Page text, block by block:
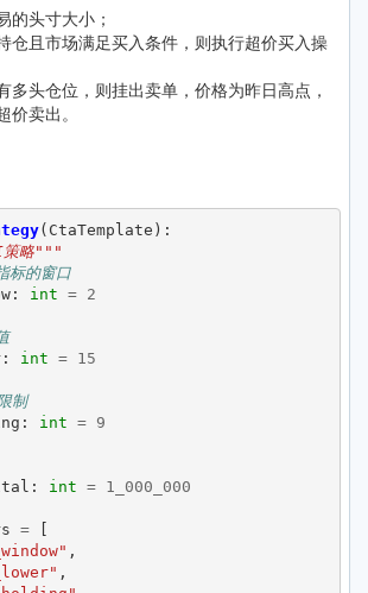
的头寸大小；
仓且市场满足买入条件，则执行超价买入操
多头仓位，则挂出卖单，价格为昨日高点，
价卖出。
( CtaTemplate ):
策略"""
标的窗口
: int = 2
: int = 15
制
: int = 9
: int = 1_000_000
=
,
,